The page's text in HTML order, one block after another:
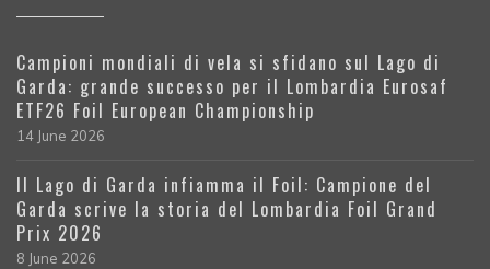
Campioni mondiali di vela si sfidano sul Lago di
Garda: grande successo per il Lombardia Eurosaf
ETF26 Foil European Championship
14 June 2026
Il Lago di Garda infiamma il Foil: Campione del
Garda scrive la storia del Lombardia Foil Grand
Prix 2026
8 June 2026